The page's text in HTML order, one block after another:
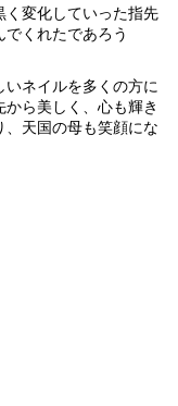
く変化していった指先
くれたであろう
ネイルを多くの方に
ら美しく、心も輝き
天国の母も笑顔にな